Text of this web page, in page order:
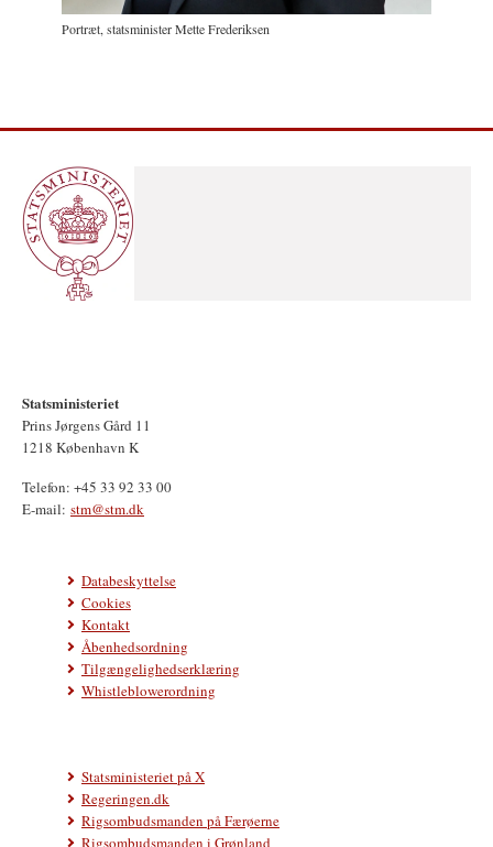
Portræt, statsminister Mette Frederiksen
Statsministeriet
Prins Jørgens Gård 11
1218 København K
Telefon: +45 33 92 33 00
E-mail: stm@stm.dk
Databeskyttelse
Cookies
Kontakt
Åbenhedsordning
Tilgængelighedserklæring
Whistleblowerordning
Statsministeriet på X
Regeringen.dk
Rigsombudsmanden på Færøerne
Rigsombudsmanden i Grønland